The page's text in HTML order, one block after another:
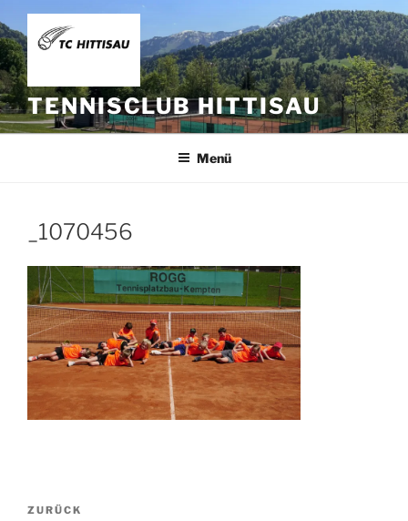
Zum
Inhalt
springen
TENNISCLUB HITTISAU
Menü
_1070456
Beitragsnavigation
Vorheriger
ZURÜCK